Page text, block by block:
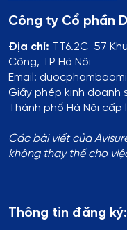
Công ty Cổ phần
Địa chỉ: TT6.2C-57
Công, TP Hà Nội
Email:
Giấy phép kinh doanh
Thành phố Hà Nội cấp
Các bài viết của
không thay thế cho
Thông tin đăng ký: